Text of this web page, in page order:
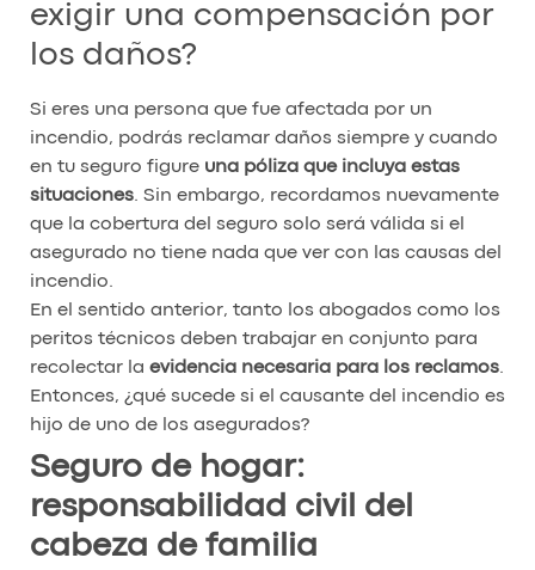
exigir una compensación por
los daños?
Si eres una persona que fue afectada por un
incendio, podrás reclamar daños siempre y cuando
en tu seguro figure una póliza que incluya estas
situaciones . Sin embargo, recordamos nuevamente
que la cobertura del seguro solo será válida si el
asegurado no tiene nada que ver con las causas del
incendio.
En el sentido anterior, tanto los abogados como los
peritos técnicos deben trabajar en conjunto para
recolectar la evidencia necesaria para los reclamos
Entonces, ¿qué sucede si el causante del incendio es
hijo de uno de los asegurados?
Seguro de hogar:
responsabilidad civil del
cabeza de familia